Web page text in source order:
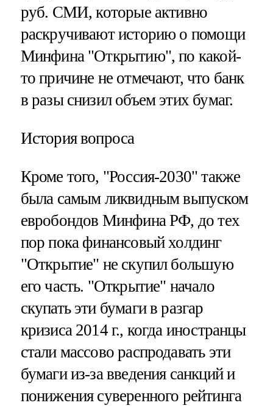
руб. СМИ, которые активно
раскручивают историю о помощи
Минфина "Открытию", по какой-
то причине не отмечают, что банк
в разы снизил объем этих бумаг.
История вопроса
Кроме того, "Россия-2030" также
была самым ликвидным выпуском
евробондов Минфина РФ, до тех
пор пока финансовый холдинг
"Открытие" не скупил большую
его часть. "Открытие" начало
скупать эти бумаги в разгар
кризиса 2014 г., когда иностранцы
стали массово распродавать эти
бумаги из-за введения санкций и
понижения суверенного рейтинга